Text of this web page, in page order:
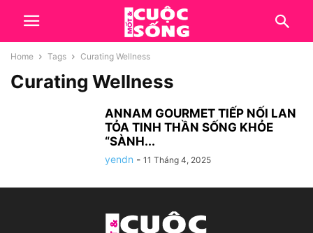
Home Tags Curating Wellness
Curating Wellness
ANNAM GOURMET TIẾP NỐI LAN
TỎA TINH THẦN SỐNG KHỎE
“SÀNH...
yendn - 11 Tháng 4, 2025